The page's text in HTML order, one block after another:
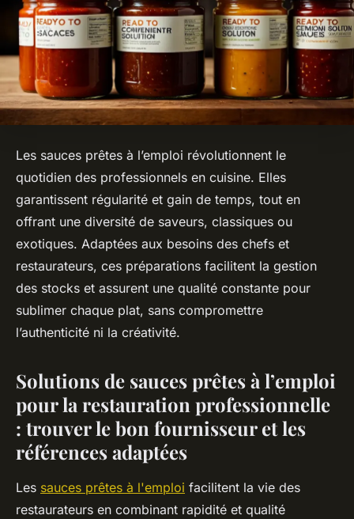
Les sauces prêtes à l’emploi révolutionnent le
quotidien des professionnels en cuisine. Elles
garantissent régularité et gain de temps, tout en
offrant une diversité de saveurs, classiques ou
exotiques. Adaptées aux besoins des chefs et
restaurateurs, ces préparations facilitent la gestion
des stocks et assurent une qualité constante pour
sublimer chaque plat, sans compromettre
l’authenticité ni la créativité.
Solutions de sauces prêtes à l’emploi
pour la restauration professionnelle
: trouver le bon fournisseur et les
références adaptées
Les sauces prêtes à l'emploi facilitent la vie des
restaurateurs en combinant rapidité et qualité